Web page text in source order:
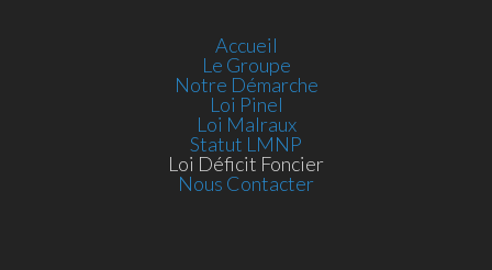
Accueil
Le Groupe
Notre Démarche
Loi Pinel
Loi Malraux
Statut LMNP
Loi Déficit Foncier
Nous Contacter